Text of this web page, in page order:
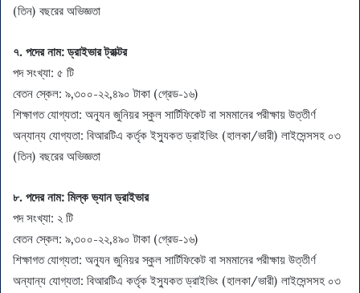
(তিন) বছরের অভিজ্ঞতা
৭. পদের নাম:ড্রাইভার ট্রাক্টর
পদ সংখ্যা: ৫ টি
বেতন স্কেল: ৯,৩০০-২২,৪৯০ টাকা (গ্রেড-১৬)
শিক্ষাগত যোগ্যতা: অন্যূন জুনিয়র স্কুল সার্টিফিকেট বা সমমানের পরীক্ষায় উত্তীর্ণ
অন্যান্য যোগ্যতা: বিআরটিএ কর্তৃক ইস্যুকত ড্রাইভিং (হালকা/ভারী) লাইসেন্সসহ ০৩
(তিন) বছরের অভিজ্ঞতা
৮. পদের নাম: মিল্ক ভ্যান ড্রাইভার
পদ সংখ্যা: ২ টি
বেতন স্কেল: ৯,৩০০-২২,৪৯০ টাকা (গ্রেড-১৬)
শিক্ষাগত যোগ্যতা: অন্যূন জুনিয়র স্কুল সার্টিফিকেট বা সমমানের পরীক্ষায় উত্তীর্ণ
অন্যান্য যোগ্যতা: বিআরটিএ কর্তৃক ইস্যুকত ড্রাইভিং (হালকা/ভারী) লাইসেন্সসহ ০৩